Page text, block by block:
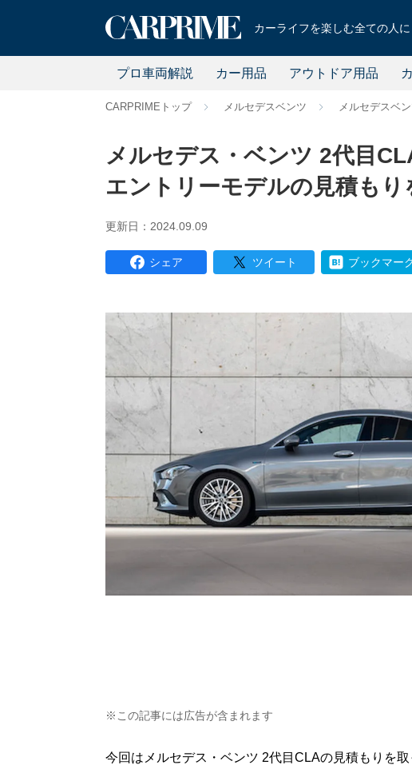
カーライフを楽しむ全ての人
プロ車両解説 カー用品 アウトドア用品
CARPRIMEトップ メルセデスベンツ メルセデスベ
メルセデス・ベンツ 2代目
エントリーモデルの見積もり
更新日：2024.09.09
シェア ツイート ブックマー
※この記事には広告が含まれます
今回はメルセデス・ベンツ 2代目CLAの見積もりを取